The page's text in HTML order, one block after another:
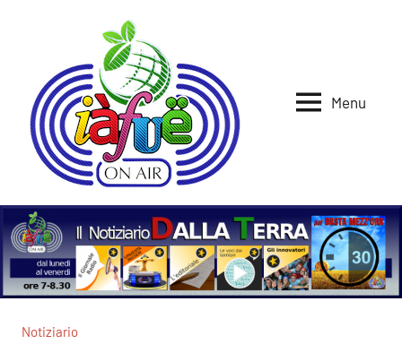
Iafue
Menu
Notiziario